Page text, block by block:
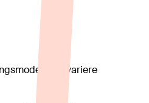
kan variere